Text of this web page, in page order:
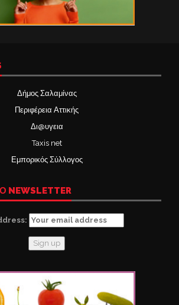
Δήμος Σαλαμίνας
Περιφέρεια Αττικής
Δι@υγεια
Taxis net
Εμπορικός Σύλλογος
NEWSLETTER